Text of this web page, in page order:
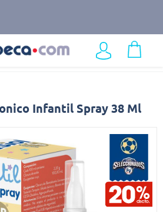
Infantil Spray 38 Ml